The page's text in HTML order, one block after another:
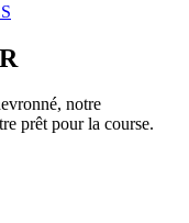
notre
prêt pour la course.